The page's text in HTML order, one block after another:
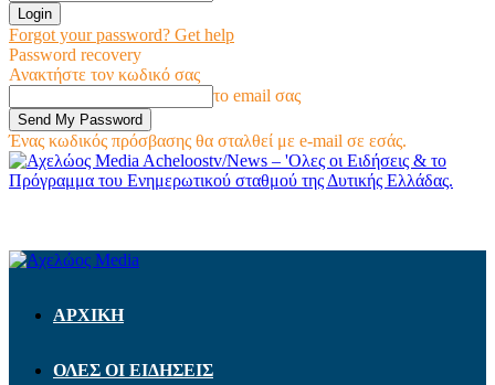
Forgot your password? Get help
Password recovery
Ανακτήστε τον κωδικό σας
το email σας
Ένας κωδικός πρόσβασης θα σταλθεί με e-mail σε εσάς.
Acheloostv/News – 'Ολες οι Ειδήσεις & το
Πρόγραμμα του Ενημερωτικού σταθμού της Δυτικής Ελλάδας.
ΑΡΧΙΚΗ
ΟΛΕΣ ΟΙ ΕΙΔΗΣΕΙΣ